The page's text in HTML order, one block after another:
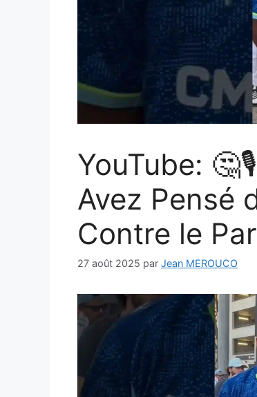
YouTube:
Avez Pensé
Contre le
27 août 2025 par Jean MEROUCO